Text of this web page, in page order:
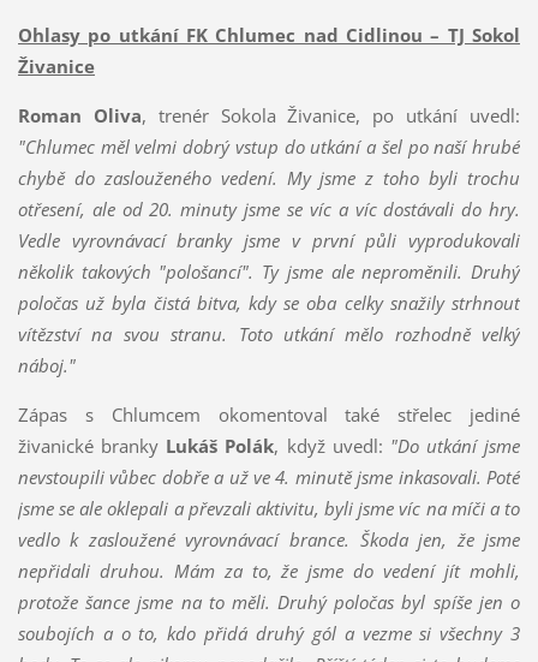
Ohlasy po utkání FK Chlumec nad Cidlinou – TJ Sokol
Živanice
Roman Oliva, trenér Sokola Živanice, po utkání uvedl:
"Chlumec měl velmi dobrý vstup do utkání a šel po naší hrubé
chybě do zaslouženého vedení. My jsme z toho byli trochu
otřesení, ale od 20. minuty jsme se víc a víc dostávali do hry.
Vedle vyrovnávací branky jsme v první půli vyprodukovali
několik takových "pološancí". Ty jsme ale neproměnili. Druhý
poločas už byla čistá bitva, kdy se oba celky snažily strhnout
vítězství na svou stranu. Toto utkání mělo rozhodně velký
náboj."
Zápas s Chlumcem okomentoval také střelec jediné
živanické branky Lukáš Polák, když uvedl: "Do utkání jsme
nevstoupili vůbec dobře a už ve 4. minutě jsme inkasovali. Poté
jsme se ale oklepali a převzali aktivitu, byli jsme víc na míči a to
vedlo k zasloužené vyrovnávací brance. Škoda jen, že jsme
nepřidali druhou. Mám za to, že jsme do vedení jít mohli,
protože šance jsme na to měli. Druhý poločas byl spíše jen o
soubojích a o to, kdo přidá druhý gól a vezme si všechny 3